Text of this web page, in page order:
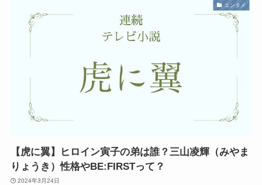
エンタメ
【虎に翼】ヒロイン寅子の弟は誰？三山凌輝（みやま
りょうき）性格やBE:FIRSTって？
2024年3月24日